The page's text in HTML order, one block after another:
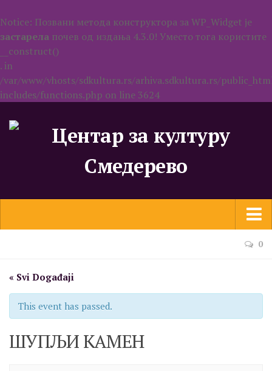
Notice: Позвани метода конструктора за WP_Widget је
застарела почев од издања 4.3.0! Уместо тога користите
__construct()
. in
/var/www/vhosts/sdkultura.rs/arhiva.sdkultura.rs/
includes/functions.php on line 3624
Програм
Позоришни програм
Дечији програм
0
« Svi Događaji
This event has passed.
ШУПЉИ КАМЕН